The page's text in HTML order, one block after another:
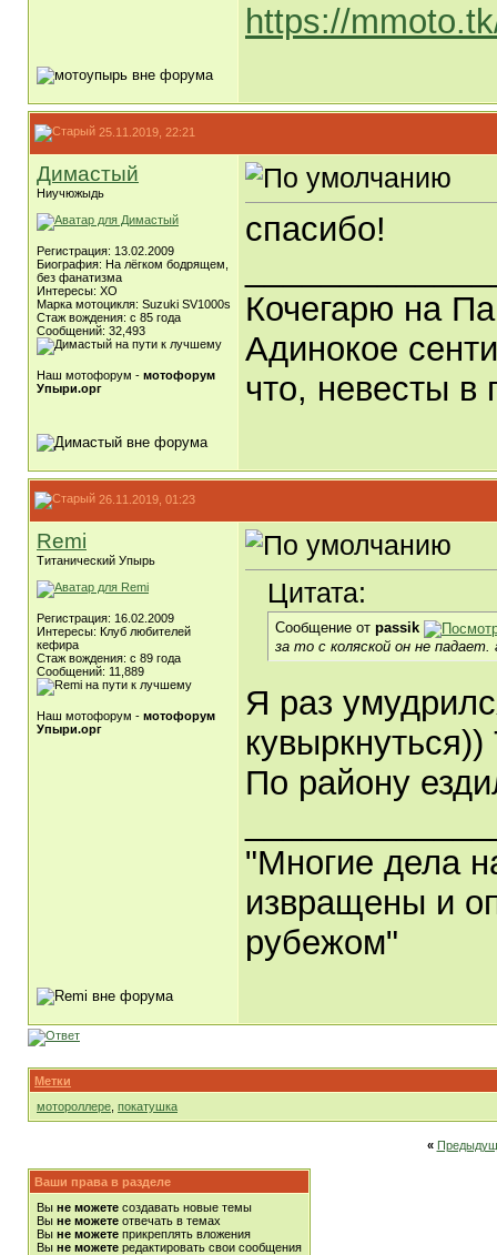
https://
25.11.2019, 22:21
Димастый
Ниучюжыдь
Регистрация: 13.02.2009
Биография: На лёгком бодрящем,
без фанатизма
Интересы: ХО
Марка мотоцикля: Suzuki SV1000s
Стаж вождения: с 85 года
Сообщений: 32,493
Наш мотофорум - мотофорум
Упыри.орг
спасибо!
Кочегарю на
Адинокое
что, невесты в
26.11.2019, 01:23
Remi
Титанический Упырь
Регистрация: 16.02.2009
Интересы: Клуб любителей
кефира
Стаж вождения: с 89 года
Сообщений: 11,889
Наш мотофорум - мотофорум
Упыри.орг
Цитата:
Сообщение от passik
за то с коляской он не падает.
Я раз
По району
"Многие дела
извращены и
рубежом"
Метки
мотороллере покатушка
«
Ваши права в разделе
Вы не можете создавать новые темы
Вы не можете отвечать в темах
Вы не можете прикреплять вложения
Вы не можете редактировать свои сообщения